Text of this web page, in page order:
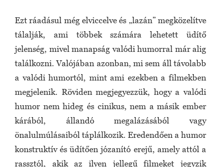
Ezt ráadásul még elviccelve és „lazán” megközelítve
tálalják, ami többek számára lehetett üdítő
jelenség, mivel manapság valódi humorral már alig
találkozni. Valójában azonban, mi sem áll távolabb
a valódi humortól, mint ami ezekben a filmekben
megjelenik. Röviden megjegyezzük, hogy a valódi
humor nem hideg és cinikus, nem a másik ember
kárából, állandó megalázásából vagy
önalulmúlásaiból táplálkozik. Eredendően a humor
konstruktív és üdítően józanító erejű, amely attól a
rassztól, akik az ilyen jellegű filmeket jegyzik